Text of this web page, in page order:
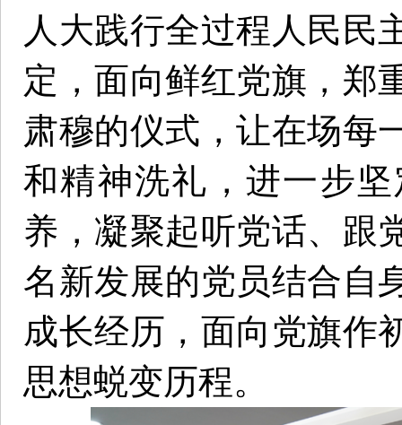
人大践行全过程人民民
定，面向鲜红党旗，郑
肃穆的仪式，让在场每
和精神洗礼，进一步
养，凝聚起听党话、跟
名新发展的党员结合自
成长经历，面向党旗作
思想蜕变历程。